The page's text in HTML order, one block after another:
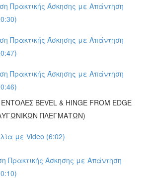
Πρακτικής Άσκησης με Απάντηση
Πρακτικής Άσκησης με Απάντηση
Πρακτικής Άσκησης με Απάντηση
BEVEL & HINGE FROM EDGE
ΠΛΕΓΜΑΤΩΝ)
με Video (6:02)
Πρακτικής Άσκησης με Απάντηση